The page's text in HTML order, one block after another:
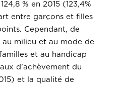
% en 2015 (123,4%
entre garçons et filles
Cependant, de
milieu et au mode de
et au handicap
d’achèvement du
et la qualité de